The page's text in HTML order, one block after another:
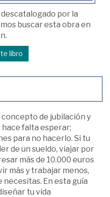
por la
buscar esta obra en
libro
de jubilación y
hace falta esperar;
para no hacerlo. Si tu
de un sueldo, viajar por
más de 10.000 euros
más y trabajar menos,
necesitas. En esta guía
tu vida